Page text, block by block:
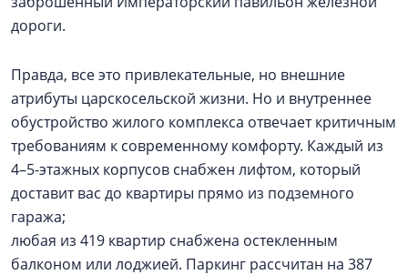
дороги.
Правда, все это привлекательные, но внешние
атрибуты царскосельской жизни. Но и внутреннее
обустройство жилого комплекса отвечает критичным
требованиям к современному комфорту. Каждый из
4–5-этажных корпусов снабжен лифтом, который
доставит вас до квартиры прямо из подземного
гаража;
любая из 419 квартир снабжена остекленным
балконом или лоджией. Паркинг рассчитан на 387